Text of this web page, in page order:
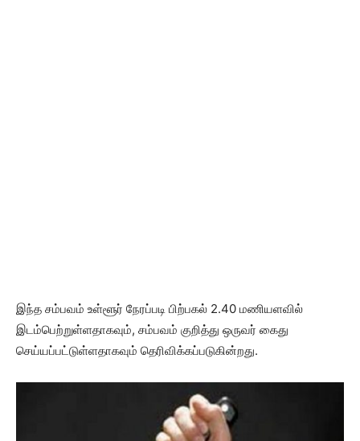
இந்த சம்பவம் உள்ளூர் நேரப்படி பிற்பகல் 2.40 மணியளவில்
இடம்பெற்றுள்ளதாகவும், சம்பவம் குறித்து ஒருவர் கைது
செய்யப்பட்டுள்ளதாகவும் தெரிவிக்கப்படுகின்றது.